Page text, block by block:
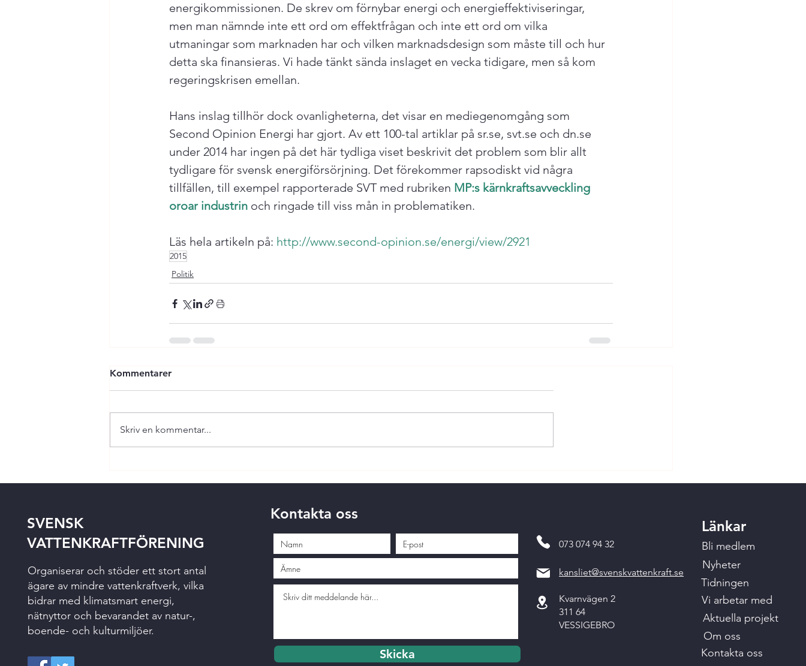
energikommissionen. De skrev om förnybar energi och energieffektiviseringar,
men man nämnde inte ett ord om effektfrågan och inte ett ord om vilka
utmaningar som marknaden har och vilken marknadsdesign som måste till och hur
detta ska finansieras. Vi hade tänkt sända inslaget en vecka tidigare, men så kom
regeringskrisen emellan.
Hans inslag tillhör dock ovanligheterna, det visar en mediegenomgång som
Second Opinion Energi har gjort. Av ett 100-tal artiklar på sr.se, svt.se och dn.se
under 2014 har ingen på det här tydliga viset beskrivit det problem som blir allt
tydligare för svensk energiförsörjning. Det förekommer rapsodiskt vid några
tillfällen, till exempel rapporterade SVT med rubriken MP:s kärnkraftsavveckling
oroar industrin och ringade till viss mån in problematiken.
Läs hela artikeln på: http://www.second-opinion.se/energi/view/2921
2015
Politik
Kommentarer
Skriv en kommentar...
SVENSK
VATTENKRAFTFÖRENING
Organiserar och stöder ett stort antal
ägare av mindre vattenkraftverk, vilka
bidrar med klimatsmart energi,
nätnyttor och bevarandet av natur-,
boende- och kulturmiljöer.
Kontakta oss
Skicka
073 074 94 32
kansliet@svenskvattenkraft.se
Kvarnvägen 2
311 64
VESSIGEBRO
Länkar
Bli medlem
Nyheter
Tidningen
Vi arbetar med
Aktuella projekt
Om oss
Kontakta oss